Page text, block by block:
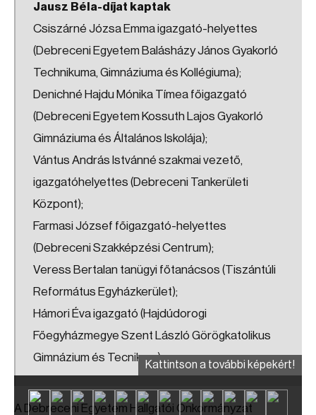
Jausz Béla-díjat kaptak
Csiszárné Józsa Emma igazgató-helyettes
(Debreceni Egyetem Balásházy János Gyakorló
Technikuma, Gimnáziuma és Kollégiuma);
Denichné Hajdu Mónika Tímea főigazgató
(Debreceni Egyetem Kossuth Lajos Gyakorló
Gimnáziuma és Általános Iskolája);
Vántus András Istvánné szakmai vezető,
igazgatóhelyettes (Debreceni Tankerületi
Központ);
Farmasi József főigazgató-helyettes
(Debreceni Szakképzési Centrum);
Veress Bertalan tanügyi főtanácsos (Tiszántúli
Református Egyházkerület);
Hámori Éva igazgató (Hajdúdorogi
Főegyházmegye Szent László Görögkatolikus
Gimnázium és Tecnikum)
A Debreceni Egyetem Hallgatói Önkormányzat
Kattintson a további képekért!